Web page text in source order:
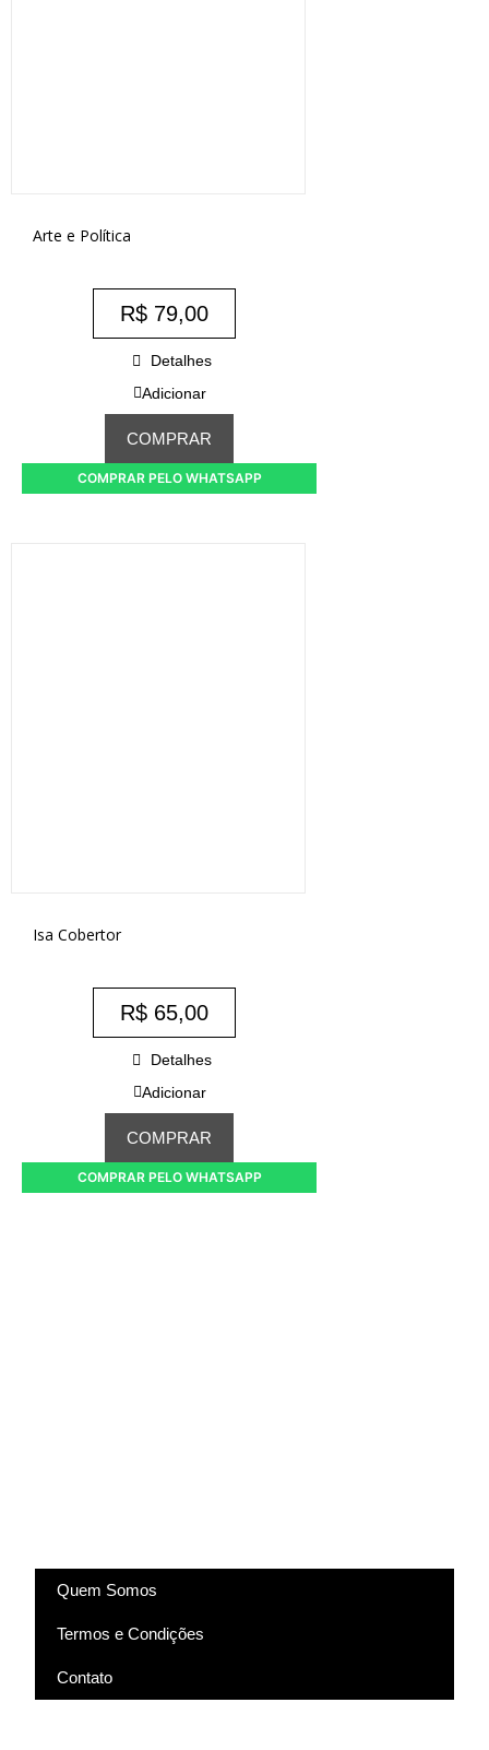
Arte e Política
R$79,00
Detalhes
Adicionar
COMPRAR
COMPRAR PELO WHATSAPP
Isa Cobertor
R$65,00
Detalhes
Adicionar
COMPRAR
COMPRAR PELO WHATSAPP
Quem Somos
Termos e Condições
Contato